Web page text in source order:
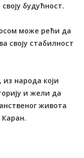
будућност.
може рећи да
своју стабилност
из народа који
и жели да
живота
Каран.